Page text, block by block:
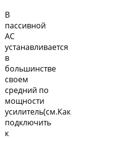
В
пассивной
АС
устанавливается
в
большинстве
своем
средний по
мощности
усилитель(см.Как
подключить
к